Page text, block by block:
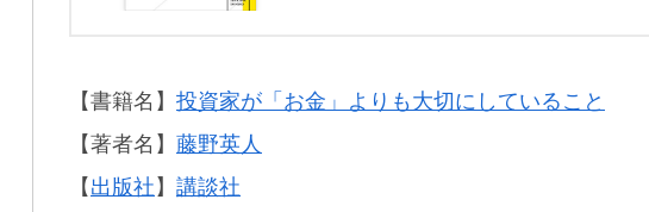
【書籍名】 投資家が「お金」よりも大切にしていること
【著者名】 藤野英人
【 出版社 】 講談社